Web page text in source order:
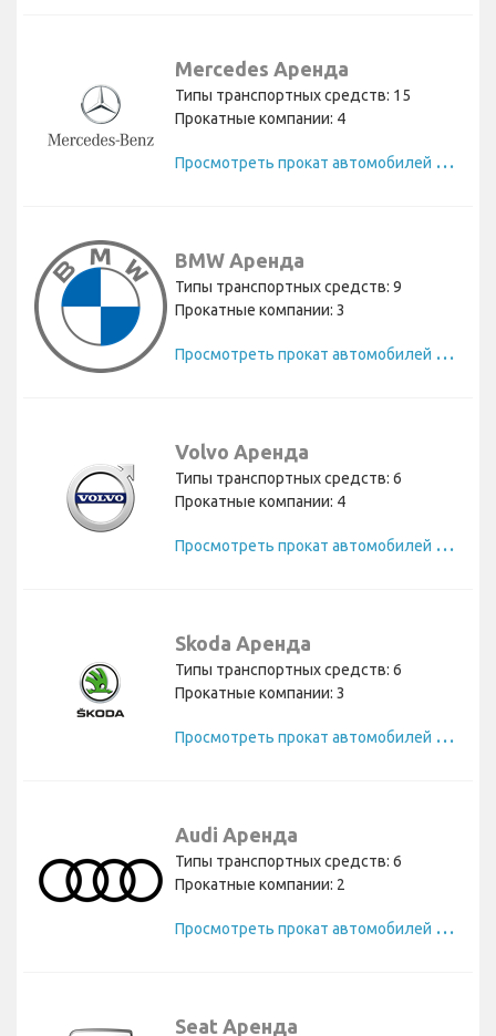
Mercedes Аренда
Типы транспортных средств: 15
Прокатные компании: 4
П
росмотреть прокат автомобилей Mercedes
BMW Аренда
Типы транспортных средств: 9
Прокатные компании: 3
П
росмотреть прокат автомобилей BMW
Volvo Аренда
Типы транспортных средств: 6
Прокатные компании: 4
П
росмотреть прокат автомобилей Volvo
Skoda Аренда
Типы транспортных средств: 6
Прокатные компании: 3
П
росмотреть прокат автомобилей Skoda
Audi Аренда
Типы транспортных средств: 6
Прокатные компании: 2
П
росмотреть прокат автомобилей Audi
Seat Аренда